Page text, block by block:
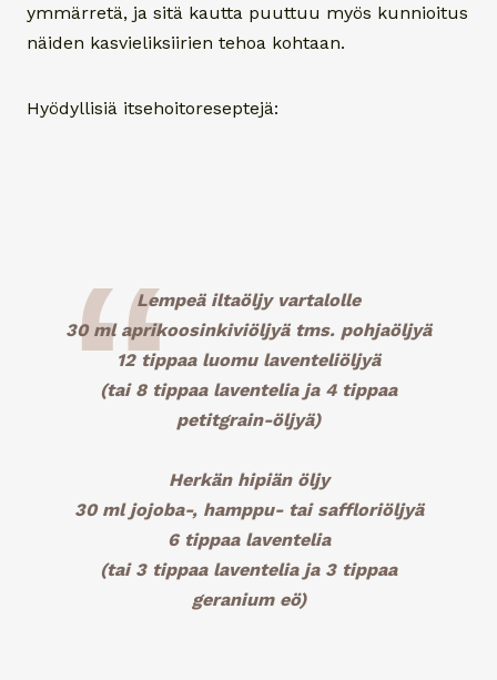
ymmärretä, ja sitä kautta puuttuu myös kunnioitus
näiden kasvieliksiirien tehoa kohtaan.
Hyödyllisiä itsehoitoreseptejä:
Lempeä iltaöljy vartalolle
30 ml aprikoosinkiviöljyä tms. pohjaöljyä
12 tippaa luomu laventeliöljyä
(tai 8 tippaa laventelia ja 4 tippaa
petitgrain-öljyä)
Herkän hipiän öljy
30 ml jojoba-, hamppu- tai saffloriöljyä
6 tippaa laventelia
(tai 3 tippaa laventelia ja 3 tippaa
geranium eö)